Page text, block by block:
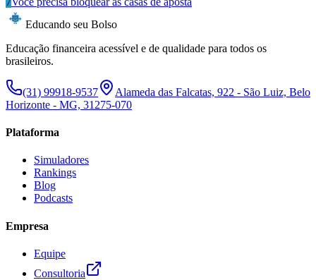
Educando seu Bolso
Educação financeira acessível e de qualidade para todos os
brasileiros.
(31) 99918-9537
Alameda das Falcatas, 922 - São Luiz, Belo
Horizonte - MG, 31275-070
Plataforma
Simuladores
Rankings
Blog
Podcasts
Empresa
Equipe
Consultoria